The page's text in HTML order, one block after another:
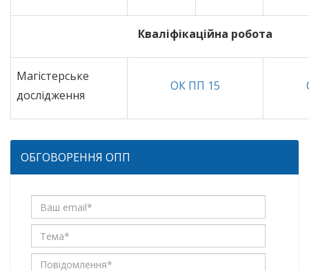
Кваліфікаційна робота
Магістерське
дослідження
ОК ПП 15
ОБГОВОРЕННЯ ОПП